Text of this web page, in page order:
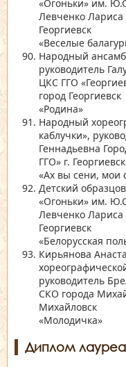
«Огоньки» им.
Левченко
Георгиевск
«Веселые
Народный
руководитель
ЦКС ГГО
город Георгиевск
«Родина»
Народный
каблучки»,
Геннадьевна
ГГО» г. Георгиевск
«Ах вы сени, мои
Детский
«Огоньки» им.
Левченко
Георгиевск
«Белорусская
Кирьянова
руководитель
СКО города
Михайловск
«Молодичка»
Диплом